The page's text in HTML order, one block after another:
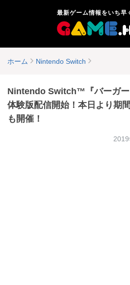
最新ゲーム情報をいち早
ホーム Nintendo Switch
Nintendo Switch™『バーガー
体験版配信開始！本日より期
も開催！